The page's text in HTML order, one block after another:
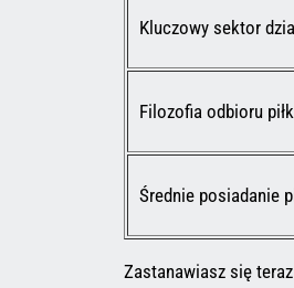
Kluczowy sektor
Filozofia odbioru
Średnie posiadanie
Zastanawiasz się